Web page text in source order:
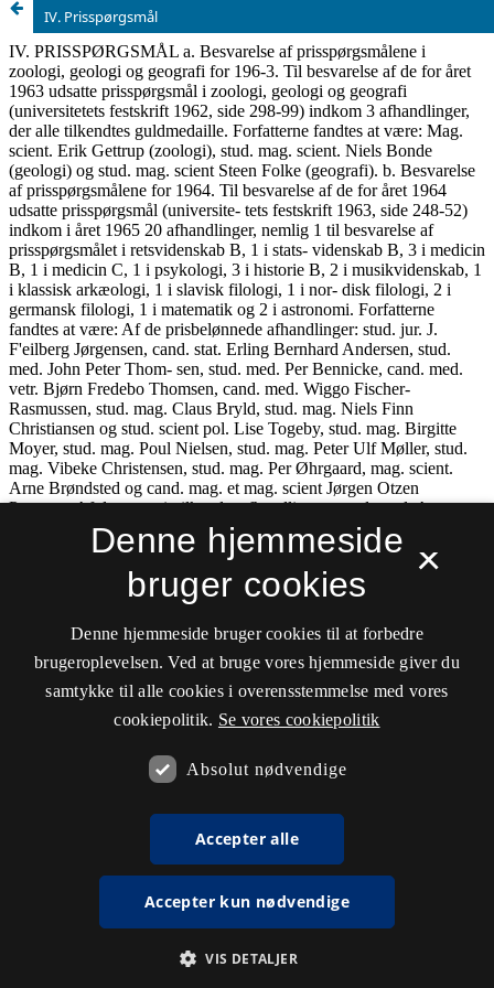
IV. Prisspørgsmål
×
Denne hjemmeside
bruger cookies
Denne hjemmeside bruger cookies til at forbedre
brugeroplevelsen. Ved at bruge vores hjemmeside giver du
samtykke til alle cookies i overensstemmelse med vores
cookiepolitik. Se vores cookiepolitik
Absolut nødvendige
Accepter alle
Accepter kun nødvendige
VIS DETALJER